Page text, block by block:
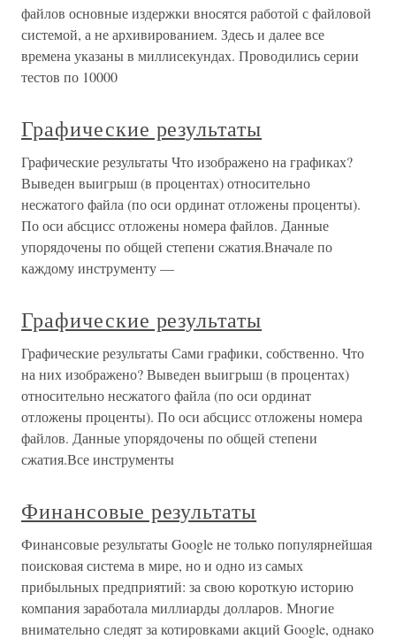
файлов основные издержки вносятся работой с файловой
системой, а не архивированием. Здесь и далее все
времена указаны в миллисекундах. Проводились серии
тестов по 10000
Графические результаты
Графические результаты Что изображено на графиках?
Выведен выигрыш (в процентах) относительно
несжатого файла (по оси ординат отложены проценты).
По оси абсцисс отложены номера файлов. Данные
упорядочены по общей степени сжатия.Вначале по
каждому инструменту —
Графические результаты
Графические результаты Сами графики, собственно. Что
на них изображено? Выведен выигрыш (в процентах)
относительно несжатого файла (по оси ординат
отложены проценты). По оси абсцисс отложены номера
файлов. Данные упорядочены по общей степени
сжатия.Все инструменты
Финансовые результаты
Финансовые результаты Google не только популярнейшая
поисковая система в мире, но и одно из самых
прибыльных предприятий: за свою короткую историю
компания заработала миллиарды долларов. Многие
внимательно следят за котировками акций Google, однако